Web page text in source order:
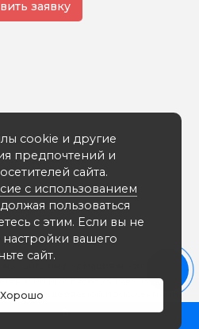
0
cookie и другие
предпочтений и
сайта.
с использованием
пользоваться
с этим. Если вы не
настройки вашего
сайт.
Хорошо
заявку
на сайте информация носит
и ни при каких условиях не
определяемой положениями